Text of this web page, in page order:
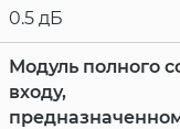
0.5 дБ
Модуль полного
входу,